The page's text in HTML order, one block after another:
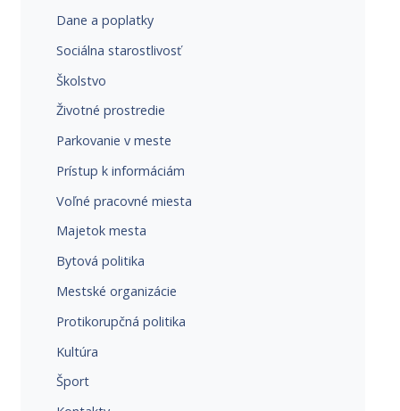
Dane a poplatky
Sociálna starostlivosť
Školstvo
Životné prostredie
Parkovanie v meste
Prístup k informáciám
Voľné pracovné miesta
Majetok mesta
Bytová politika
Mestské organizácie
Protikorupčná politika
Kultúra
Šport